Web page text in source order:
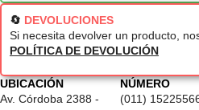
🔄 DEVOLUCIONES
Si necesita devolver un producto,
POLÍTICA DE DEVOLUCIÓN
UBICACIÓN
Av. Córdoba 2388 -
NÚMERO
(011)